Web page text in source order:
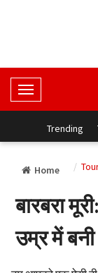
T
o
g
e
a
i
Trending
Home
बारबरा
उम्र में बनी